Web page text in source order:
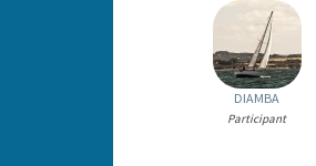
DIAMBA
Participant